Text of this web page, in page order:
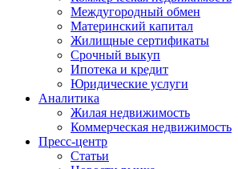
Междугородный обмен
Материнский капитал
Жилищные сертификаты
Срочный выкуп
Ипотека и кредит
Юридические услуги
Аналитика
Жилая недвижимость
Коммерческая недвижимость
Пресс-центр
Статьи